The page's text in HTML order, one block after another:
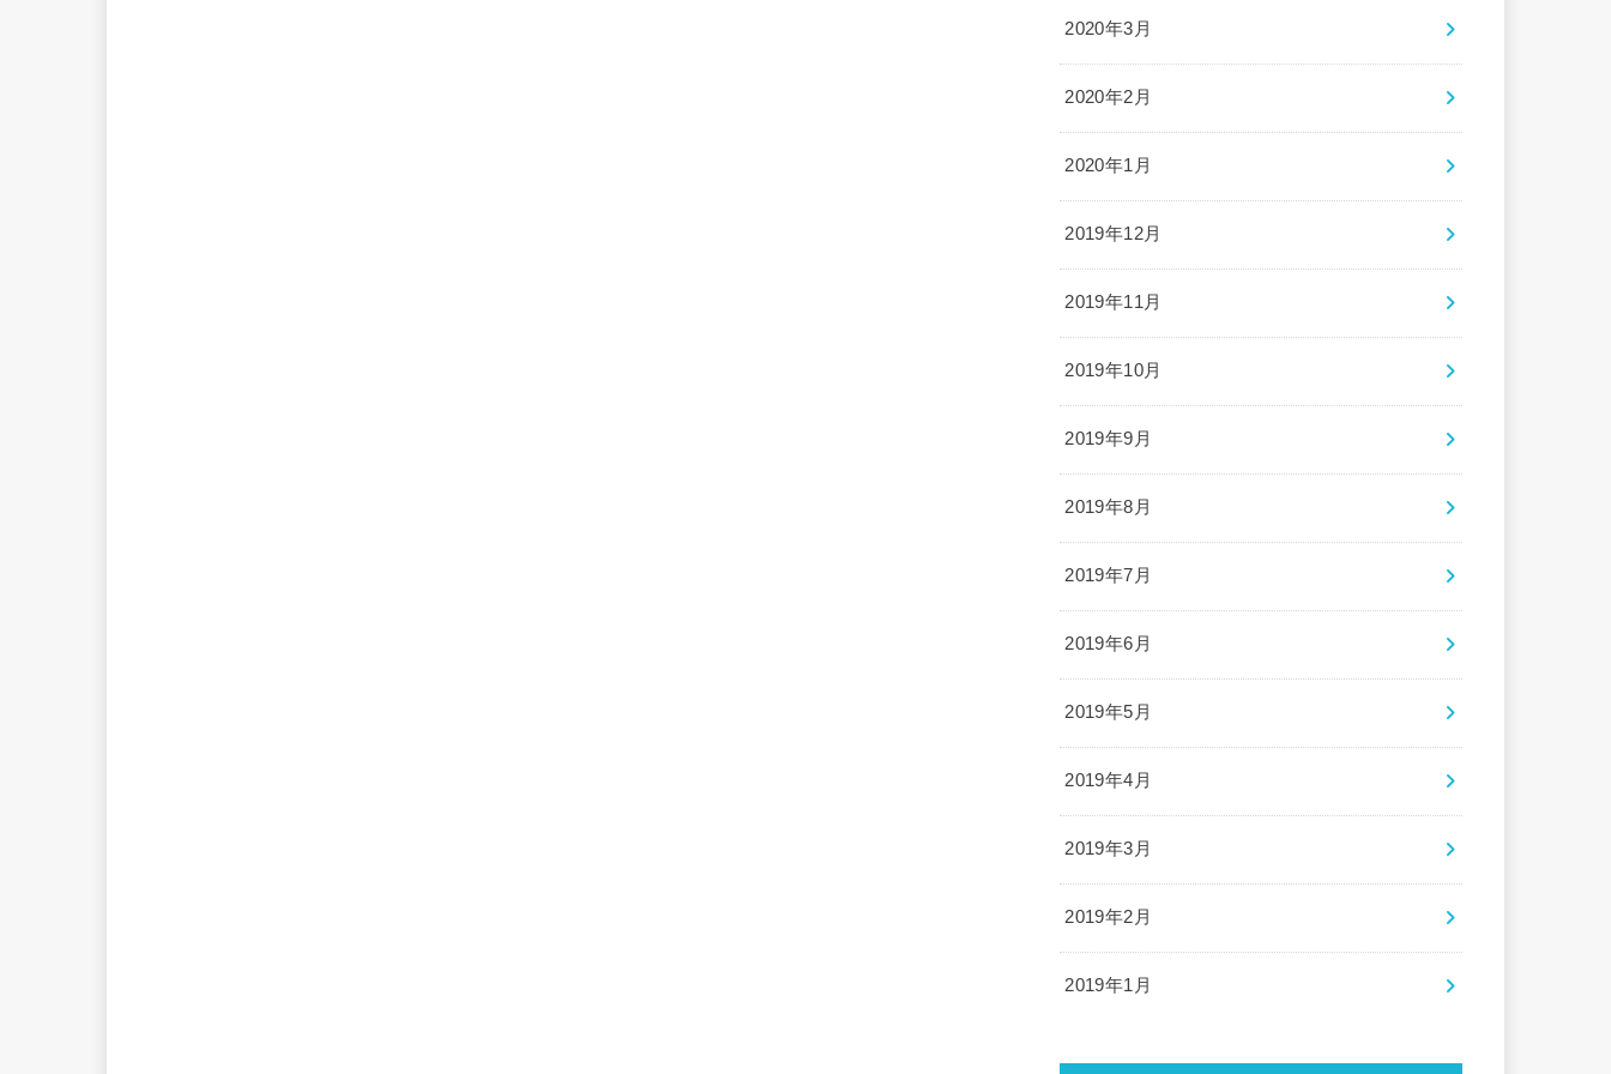
2020年3月
2020年2月
2020年1月
2019年12月
2019年11月
2019年10月
2019年9月
2019年8月
2019年7月
2019年6月
2019年5月
2019年4月
2019年3月
2019年2月
2019年1月